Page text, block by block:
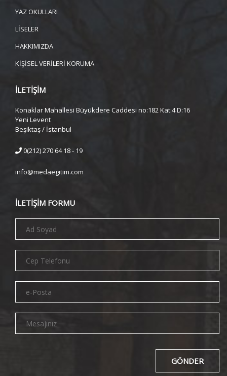
YAZ OKULLARI
LİSELER
HAKKIMIZDA
KİŞİSEL VERİLERİ KORUMA
İLETİŞİM
Konaklar Mahallesi Büyükdere Caddesi no:182 Kat:4 D:16
Yeni Levent
Beşiktaş / İstanbul
0(212) 270 64 18 - 19
info@medaegitim.com
İLETİŞİM FORMU
GÖNDER